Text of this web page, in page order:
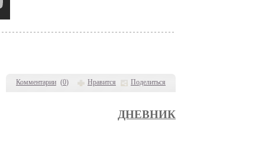
Комментарии (0) Нравится Поделиться
ДНЕВНИК